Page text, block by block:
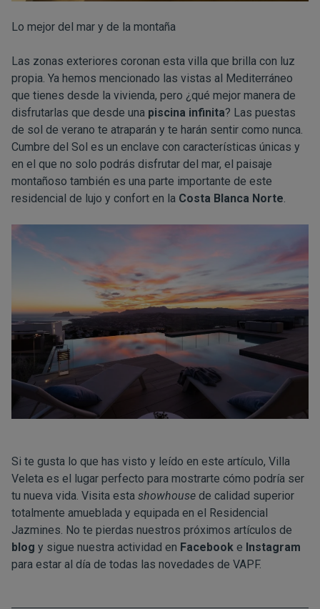
Lo mejor del mar y de la montaña
Las zonas exteriores coronan esta villa que brilla con luz
propia. Ya hemos mencionado las vistas al Mediterráneo
que tienes desde la vivienda, pero ¿qué mejor manera de
disfrutarlas que desde una piscina infinita? Las puestas
de sol de verano te atraparán y te harán sentir como nunca.
Cumbre del Sol es un enclave con características únicas y
en el que no solo podrás disfrutar del mar, el paisaje
montañoso también es una parte importante de este
residencial de lujo y confort en la Costa Blanca Norte
Si te gusta lo que has visto y leído en este artículo, Villa
Veleta es el lugar perfecto para mostrarte cómo podría ser
tu nueva vida. Visita esta showhouse de calidad superior
totalmente amueblada y equipada en el Residencial
Jazmines. No te pierdas nuestros próximos artículos de
blog y sigue nuestra actividad en Facebook e Instagram
para estar al día de todas las novedades de VAPF.